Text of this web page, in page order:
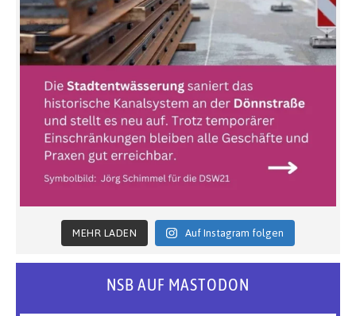
MEHR LADEN Auf Instagram folgen
NSB AUF MASTODON